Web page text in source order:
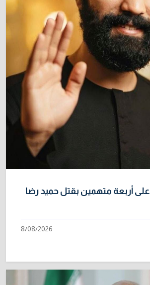
أربعة متهمين بقتل حميد رضا
8/08/2026